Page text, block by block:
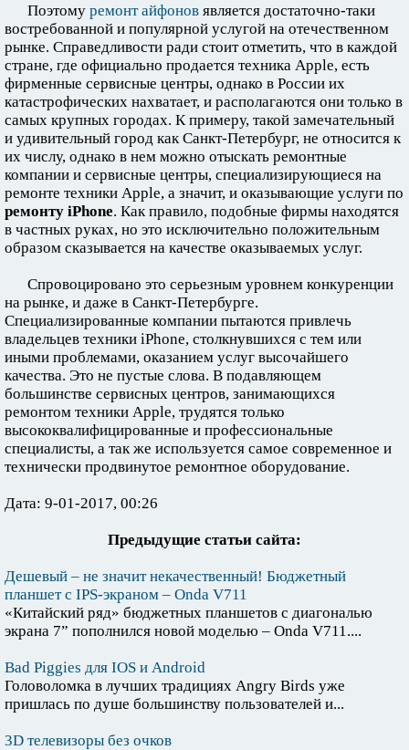
Поэтому ремонт айфонов является достаточно-таки
востребованной и популярной услугой на отечественном
рынке. Справедливости ради стоит отметить, что в каждой
стране, где официально продается техника Apple, есть
фирменные сервисные центры, однако в России их
катастрофических нахватает, и располагаются они только в
самых крупных городах. К примеру, такой замечательный
и удивительный город как Санкт-Петербург, не относится к
их числу, однако в нем можно отыскать ремонтные
компании и сервисные центры, специализирующиеся на
ремонте техники Apple, а значит, и оказывающие услуги по
ремонту iPhone. Как правило, подобные фирмы находятся
в частных руках, но это исключительно положительным
образом сказывается на качестве оказываемых услуг.
Спровоцировано это серьезным уровнем конкуренции
на рынке, и даже в Санкт-Петербурге.
Специализированные компании пытаются привлечь
владельцев техники iPhone, столкнувшихся с тем или
иными проблемами, оказанием услуг высочайшего
качества. Это не пустые слова. В подавляющем
большинстве сервисных центров, занимающихся
ремонтом техники Apple, трудятся только
высококвалифицированные и профессиональные
специалисты, а так же используется самое современное и
технически продвинутое ремонтное оборудование.
Дата: 9-01-2017, 00:26
Предыдущие статьи сайта:
Дешевый – не значит некачественный! Бюджетный
планшет с IPS-экраном – Onda V711
«Китайский ряд» бюджетных планшетов с диагональю
экрана 7” пополнился новой моделью – Onda V711....
Bad Piggies для IOS и Android
Головоломка в лучших традициях Angry Birds уже
пришлась по душе большинству пользователей и...
3D телевизоры без очков